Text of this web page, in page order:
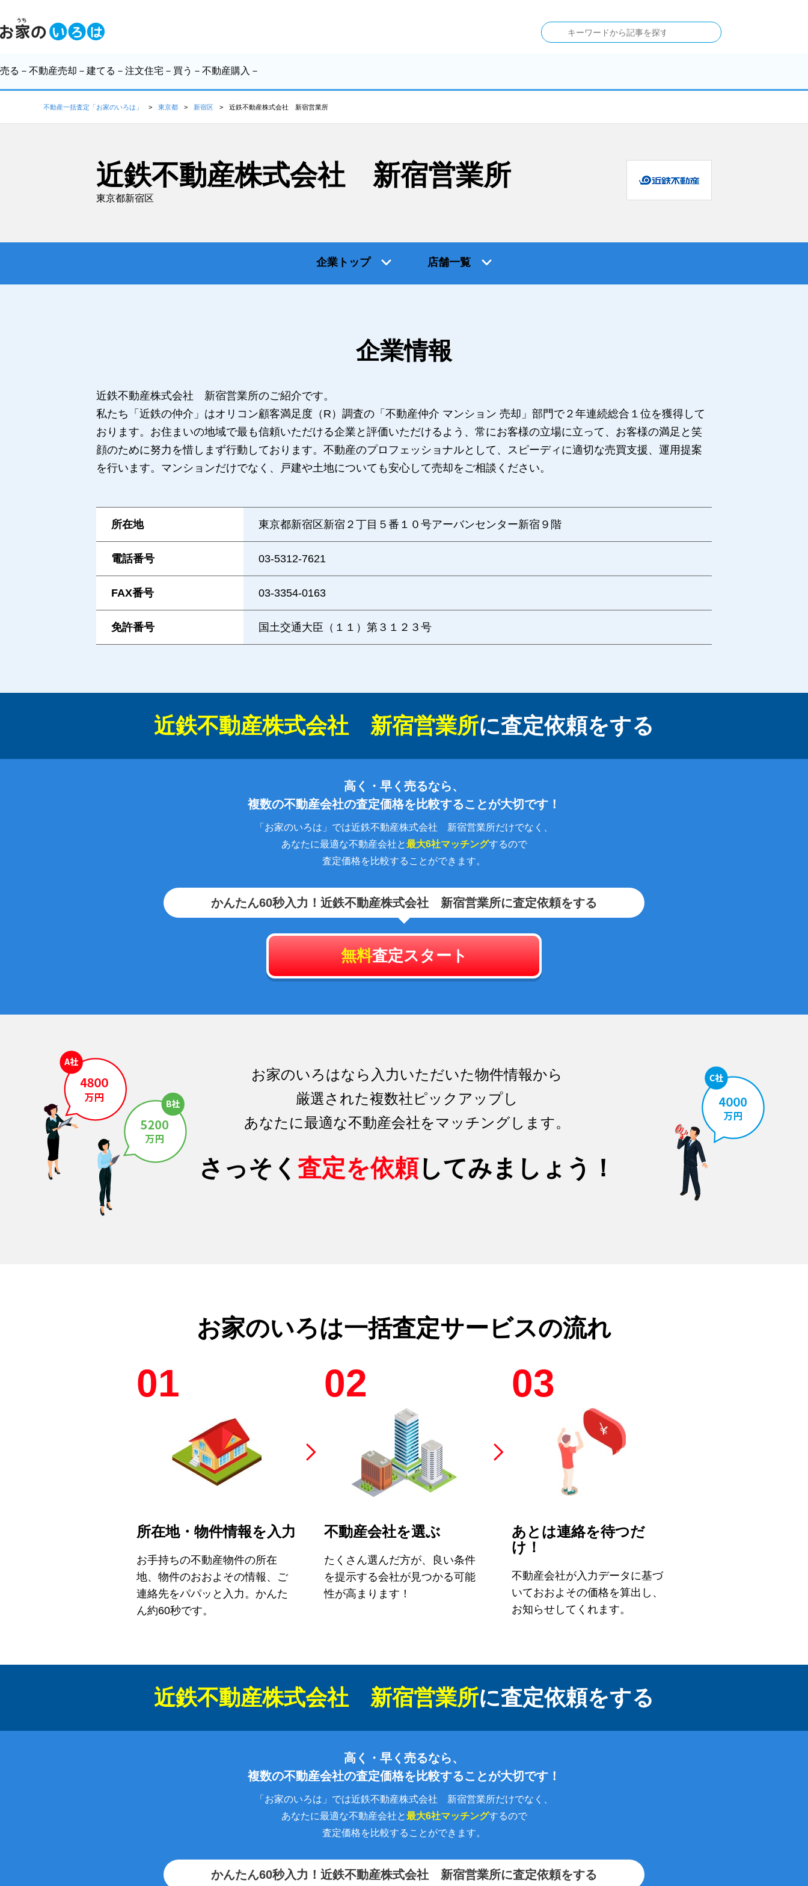
売る －不動産売却－ 建てる －注文住宅－ 買う －不動産購入－
不動産一括査定「お家のいろは」 東京都 新宿区 近鉄不動産株式会社 新宿営業所
近鉄不動産株式会社 新宿営業所
東京都新宿区
企業トップ 店舗一覧
企業情報
近鉄不動産株式会社 新宿営業所のご紹介です。
私たち「近鉄の仲介」はオリコン顧客満足度（R）調査の「不動産仲介 マンション 売却」部門で２年連続総合１位を獲得して
おります。お住まいの地域で最も信頼いただける企業と評価いただけるよう、常にお客様の立場に立って、お客様の満足と笑
顔のために努力を惜しまず行動しております。不動産のプロフェッショナルとして、スピーディに適切な売買支援、運用提案
を行います。マンションだけでなく、戸建や土地についても安心して売却をご相談ください。
所在地 東京都新宿区新宿２丁目５番１０号アーバンセンター新宿９階
電話番号 03-5312-7621
FAX番号 03-3354-0163
免許番号 国土交通大臣（１１）第３１２３号
近鉄不動産株式会社 新宿営業所に査定依頼をする
高く・早く売るなら、
複数の不動産会社の査定価格を比較することが大切です！
「お家のいろは」では近鉄不動産株式会社 新宿営業所だけでなく、
あなたに最適な不動産会社と最大6社マッチングするので
査定価格を比較することができます。
かんたん60秒入力！ 近鉄不動産株式会社 新宿営業所に査定依頼をする
無料査定スタート
お家のいろはなら入力いただいた物件情報から
厳選された複数社ピックアップし
あなたに最適な不動産会社をマッチングします。
さっそく 査定を依頼してみましょう！
お家のいろは一括査定サービスの流れ
01
所在地・物件情報を入力
お手持ちの不動産物件の所在
地、物件のおおよその情報、ご
連絡先をパパッと入力。かんた
ん約60秒です。
02
不動産会社を選ぶ
たくさん選んだ方が、良い条件
を提示する会社が見つかる可能
性が高まります！
03
あとは連絡を待つだ
け！
不動産会社が入力データに基づ
いておおよその価格を算出し、
お知らせしてくれます。
近鉄不動産株式会社 新宿営業所に査定依頼をする
高く・早く売るなら、
複数の不動産会社の査定価格を比較することが大切です！
「お家のいろは」では近鉄不動産株式会社 新宿営業所だけでなく、
あなたに最適な不動産会社と最大6社マッチングするので
査定価格を比較することができます。
かんたん60秒入力！ 近鉄不動産株式会社 新宿営業所に査定依頼をする